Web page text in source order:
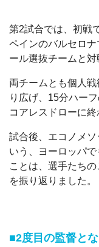
第2試合では、初戦
ペインのバルセロ
ール選抜チームと対
両チームとも個人
り広げ、15分ハー
コアレスドローに終
試合後、エコノメ
いう、ヨーロッパ
ことは、選手たち
を振り返りました。
■2度目の監督と